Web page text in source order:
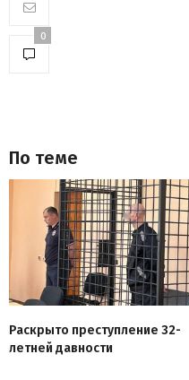
0
По теме
Раскрыто преступление 32-
летней давности